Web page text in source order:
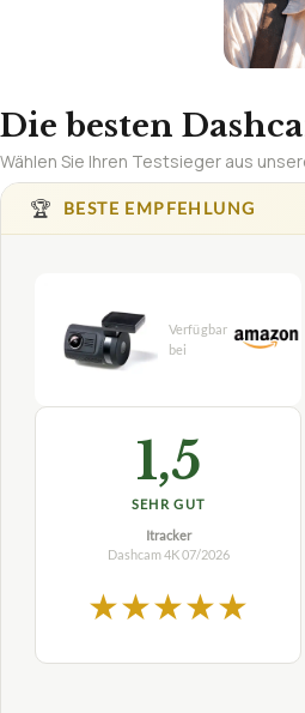
Die besten
Wählen Sie Ihren Testsieger aus
🏆 BESTE EMPFEHLUNG
1,5
SEHR GUT
Itracker
Dashcam 4K07/2026
★★★★★